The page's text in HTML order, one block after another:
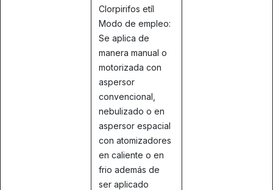
Clorpirifos etíl
Modo de empleo:
Se aplica de
manera manual o
motorizada con
aspersor
convencional,
nebulizado o en
aspersor espacial
con atomizadores
en caliente o en
frio además de
ser aplicado